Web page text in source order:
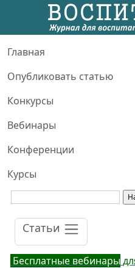
Главная
Опубликовать статью
Конкурсы
Вебинары
Конференции
Курсы
Статьи
Бесплатные вебинары